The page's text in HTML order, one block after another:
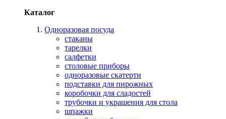
Каталог
Одноразовая посуда
стаканы
тарелки
салфетки
столовые приборы
одноразовые скатерти
подставки для пирожных
коробочки для сладостей
трубочки и украшения для стола
шпажки